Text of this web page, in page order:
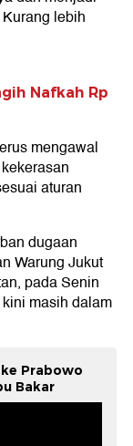
lebih
Nafkah Rp
mengawal
aturan
dugaan
Warung Jukut
pada Senin
masih dalam
Prabowo
Bakar